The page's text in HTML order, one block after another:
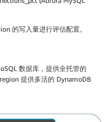
的写入量进行评估配置。
数据库，提供全托管的
提供多活的 DynamoDB